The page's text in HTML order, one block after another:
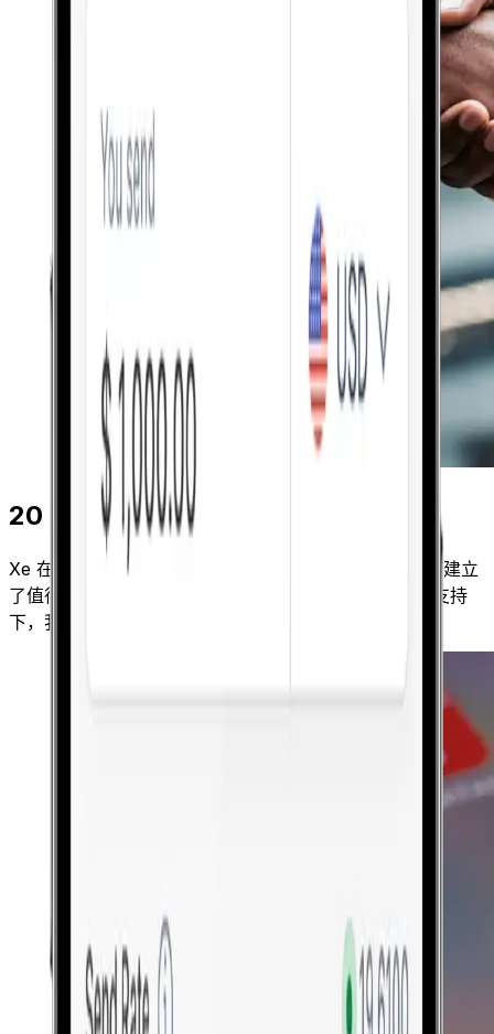
20 年经验
Xe 在全球拥有超过 2.8 亿用户，在安全可靠的转账方面建立
了值得信赖的声誉。在先进的欺诈保护和严格的合规性支持
下，我们帮助客户放心地转移资金。